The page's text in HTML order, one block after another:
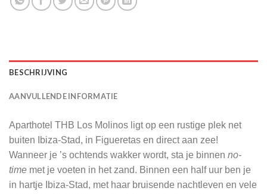
BESCHRIJVING
AANVULLENDE INFORMATIE
Aparthotel THB Los Molinos ligt op een rustige plek net
buiten Ibiza-Stad, in Figueretas en direct aan zee!
Wanneer je ’s ochtends wakker wordt, sta je binnen no-
time met je voeten in het zand. Binnen een half uur ben je
in hartje Ibiza-Stad, met haar bruisende nachtleven en vele